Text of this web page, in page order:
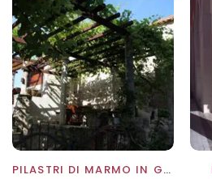
PILASTRI DI MARMO IN GIARDINO